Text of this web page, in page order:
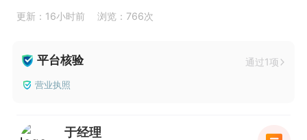
更新：16小时前 浏览：766次
平台核验 通过1项
营业执照
于经理